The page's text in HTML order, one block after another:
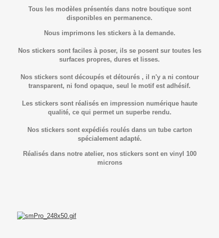
Tous les modèles présentés dans notre boutique sont
disponibles en permanence.
Nous imprimons les stickers à la demande.
Nos stickers sont faciles à poser, ils se posent sur toutes les
surfaces propres, dures et lisses.
Nos stickers sont découpés et détourés , il n'y a ni contour
transparent, ni fond opaque, seul le motif est adhésif.
Les stickers sont réalisés en impression numérique haute
qualité, ce qui permet un superbe rendu.
Nos stickers sont expédiés roulés dans un tube carton
spécialement adapté.
Réalisés dans notre atelier, nos stickers sont en vinyl 100
microns